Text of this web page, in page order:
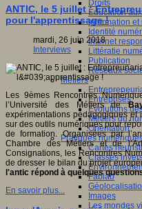
Droits
Education
Information
Identité
Internet
Littératie
Publication
Réseaux
Métiers
Entreprises
Evolutions
Métiers du
Orientation
Pratiques
Cartes
Classes
Fablab
Images
Les mondes
ANTIC, le 5 juillet :
pour l'apprentissage !
mardi, 26 juin 2018
Interviews
Les 9èmes Rencontres
l’Université des Métiers de
expérimentations pédagogiques
sur des outils numériques pour
de formation. Organisées par
Chambre des Métiers et de
Consignations, les Rencontres
de dresser le bilan du projet
l'antic répond à quelques
En savoir plus...